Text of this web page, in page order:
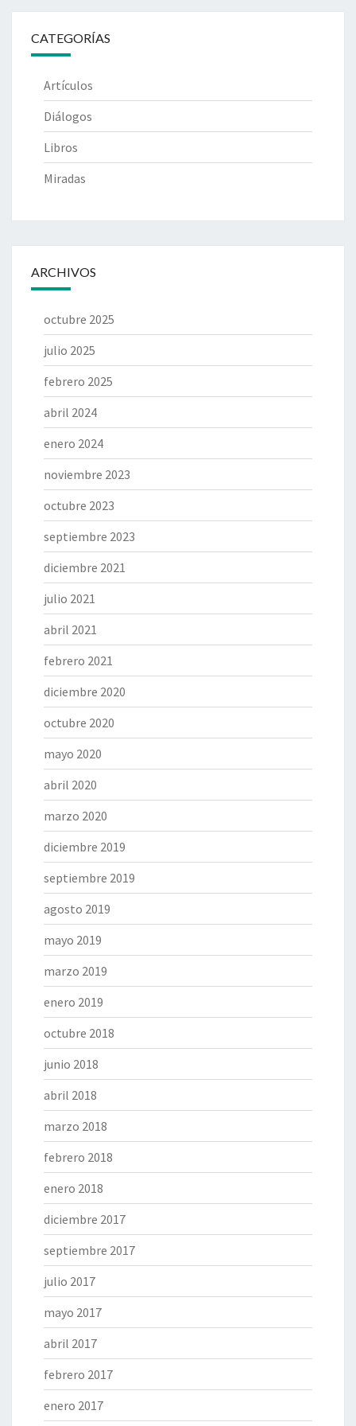
CATEGORÍAS
Artículos
Diálogos
Libros
Miradas
ARCHIVOS
octubre 2025
julio 2025
febrero 2025
abril 2024
enero 2024
noviembre 2023
octubre 2023
septiembre 2023
diciembre 2021
julio 2021
abril 2021
febrero 2021
diciembre 2020
octubre 2020
mayo 2020
abril 2020
marzo 2020
diciembre 2019
septiembre 2019
agosto 2019
mayo 2019
marzo 2019
enero 2019
octubre 2018
junio 2018
abril 2018
marzo 2018
febrero 2018
enero 2018
diciembre 2017
septiembre 2017
julio 2017
mayo 2017
abril 2017
febrero 2017
enero 2017